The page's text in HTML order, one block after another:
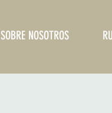
SOBRE NOSOTROS